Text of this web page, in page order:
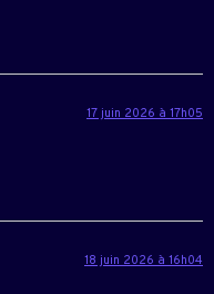
17 juin 2026 à 17h05
18 juin 2026 à 16h04